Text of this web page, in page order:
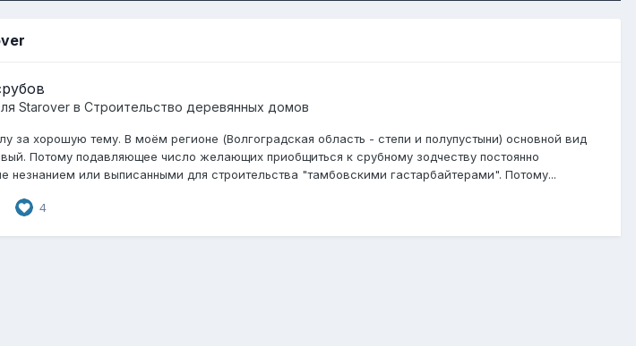
Starover в Строительство деревянных домов
за хорошую тему. В моём регионе (Волгоградская область - степи и полупустыни) основной вид
Потому подавляющее число желающих приобщиться к срубному зодчеству постоянно
незнанием или выписанными для строительства "тамбовскими гастарбайтерами". Потому...
4